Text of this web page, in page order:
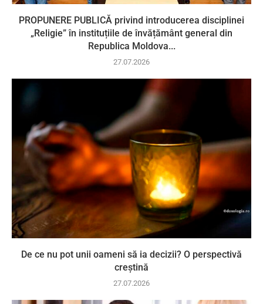
PROPUNERE PUBLICĂ privind introducerea disciplinei
„Religie” în instituțiile de învățământ general din
Republica Moldova...
27.07.2026
De ce nu pot unii oameni să ia decizii? O perspectivă
creștină
27.07.2026